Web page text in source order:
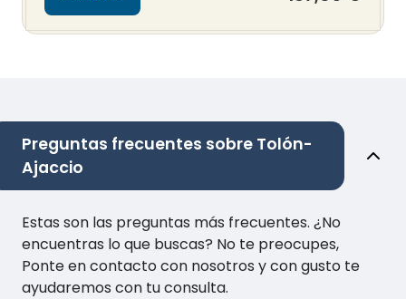
Preguntas frecuentes sobre Tolón-
Ajaccio
Estas son las preguntas más frecuentes. ¿No
encuentras lo que buscas? No te preocupes,
Ponte en contacto con nosotros y con gusto te
ayudaremos con tu consulta.